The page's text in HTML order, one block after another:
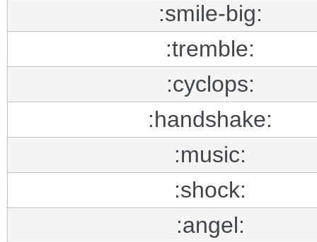
:smile-big:
:tremble:
:cyclops:
:handshake:
:music:
:shock:
:angel: